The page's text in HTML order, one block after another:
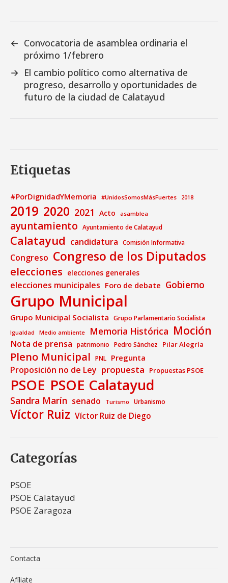
← Convocatoria de asamblea ordinaria el
próximo 1/febrero
→ El cambio político como alternativa de
progreso, desarrollo y oportunidades de
futuro de la ciudad de Calatayud
Etiquetas
#PorDignidadYMemoria #UnidosSomosMásFuertes 2018
2019 2020 2021 Acto asamblea
ayuntamiento Ayuntamiento de Calatayud
Calatayud candidatura Comisión Informativa
Congreso Congreso de los Diputados
elecciones elecciones generales
elecciones municipales Foro de debate Gobierno
Grupo Municipal
Grupo Municipal Socialista Grupo Parlamentario Socialista
Igualdad Medio ambiente Memoria Histórica Moción
Nota de prensa patrimonio Pedro Sánchez Pilar Alegría
Pleno Municipal PNL Pregunta
Proposición no de Ley propuesta Propuestas PSOE
PSOE PSOE Calatayud
Sandra Marín senado Turismo Urbanismo
Víctor Ruiz Víctor Ruiz de Diego
Categorías
PSOE
PSOE Calatayud
PSOE Zaragoza
Contacta
Afíliate